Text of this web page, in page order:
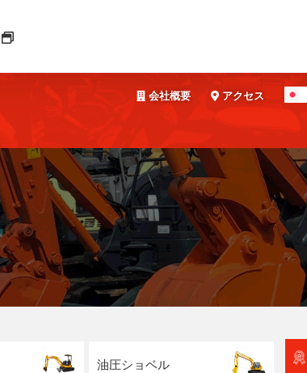
会社概要 アクセス
油圧ショベル